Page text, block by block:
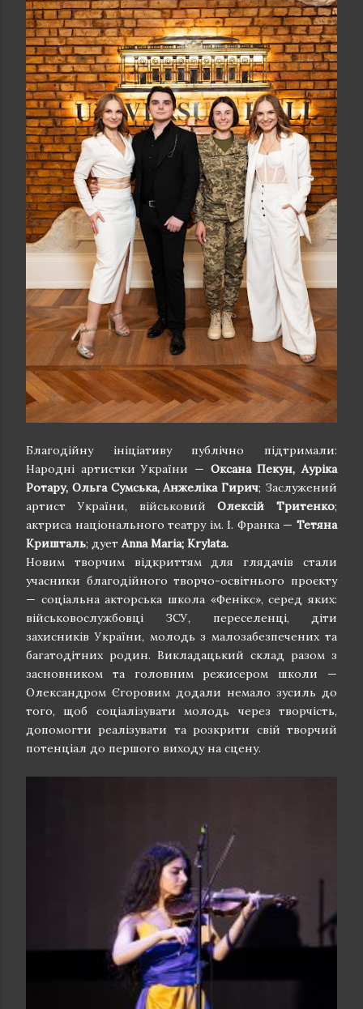
Благодійну ініціативу публічно підтримали:
Народні артистки України — Оксана Пекун, Ауріка
Ротару, Ольга Сумська, Анжеліка Гирич; Заслужений
артист України, військовийОлексій Тритенко;
актриса національного театру ім. І. Франка — Тетяна
Кришталь; дует Anna Maria; Krylata.
Новим творчим відкриттям для глядачів стали
учасники благодійного творчо-освітнього проєкту
— соціальна акторська школа «Фенікс», серед яких:
військовослужбовці ЗСУ, переселенці, діти
захисників України, молодь з малозабезпечених та
багатодітних родин. Викладацький склад разом з
засновником та головним режисером школи —
Олександром Єгоровим додали немало зусиль до
того, щоб соціалізувати молодь через творчість,
допомогти реалізувати та розкрити свій творчий
потенціал до першого виходу на сцену.